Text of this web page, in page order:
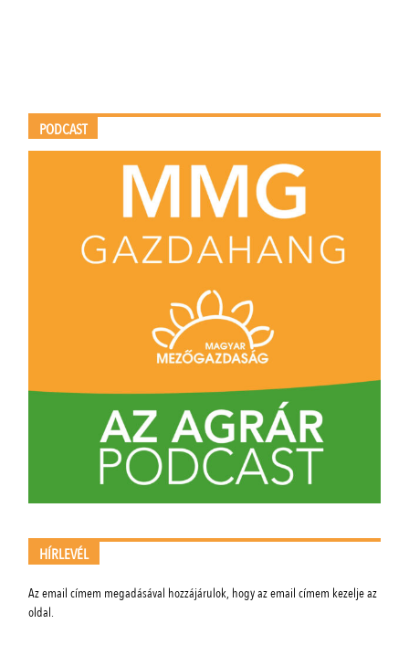
PODCAST
HÍRLEVÉL
Az email címem megadásával hozzájárulok, hogy az email címem kezelje az
oldal.